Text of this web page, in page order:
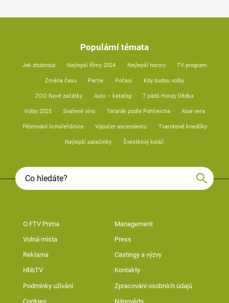
Populární témata
Jak zhubnout Nejlepší filmy 2024 Nejlepší horory TV program
Změna času Partie Počasí Kdy budou volby
ZOO Nové začátky Auto – katalog 7 pádů Honzy Dědka
Volby 2025 Svařené víno Tatarák podle Pohlreicha Aloe vera
Pěstování lichořeřišnice Výpočet ascendentu Tvarohové knedlíky
Nejlepší palačinky Švestkový koláč
O FTV Prima Management
Volná místa Press
Reklama Castingy a výzvy
HbbTV Kontakty
Podmínky užívání Zpracování osobních údajů
Cookies Nápověda